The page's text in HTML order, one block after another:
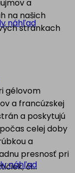
náhľad
gélovom
a francúzskej
a poskytujú
celej doby
a
presnosť pri
či...
náhľad
a
na našich
stránkach